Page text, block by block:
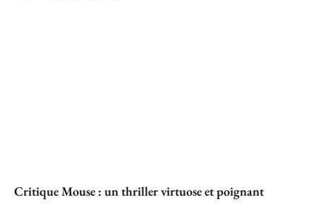
Critique Mouse : un thriller virtuose et poignant